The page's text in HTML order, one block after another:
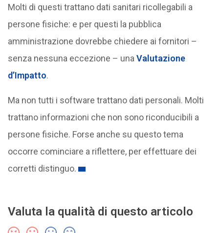
Molti di questi trattano dati sanitari ricollegabili a
persone fisiche: e per questi la pubblica
amministrazione dovrebbe chiedere ai fornitori –
senza nessuna eccezione – una Valutazione
d’Impatto.
Ma non tutti i software trattano dati personali. Molti
trattano informazioni che non sono riconducibili a
persone fisiche. Forse anche su questo tema
occorre cominciare a riflettere, per effettuare dei
corretti distinguo.
Valuta la qualità di questo articolo